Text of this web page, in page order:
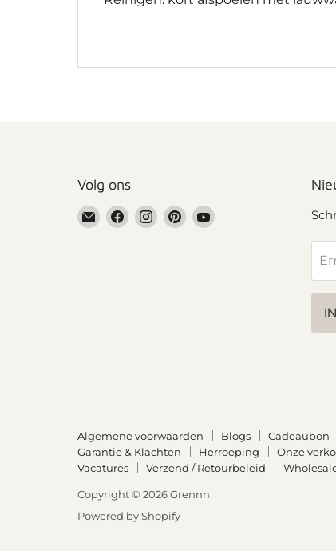
Volg ons
EmailVindVindVindVind
Algemene voorwaarden Blogs Cadeaubon
Garantie & Klachten
Herroeping Onze
Vacatures
Verzend / Retourbeleid
Copyright © 2026 Grennn.
Powered by Shopify